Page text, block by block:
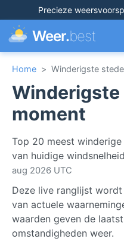
Precieze
Weer.best
Home > Winderigste
moment
Top 20 meest
van huidige
aug 2026 UTC
Deze live ranglijst
van actuele
waarden geven de
omstandigheden weer.